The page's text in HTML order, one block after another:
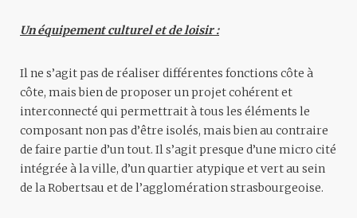
Un équipement culturel et de loisir :
Il ne s’agit pas de réaliser différentes fonctions côte à
côte, mais bien de proposer un projet cohérent et
interconnecté qui permettrait à tous les éléments le
composant non pas d’être isolés, mais bien au contraire
de faire partie d’un tout. Il s’agit presque d’une micro cité
intégrée à la ville, d’un quartier atypique et vert au sein
de la Robertsau et de l’agglomération strasbourgeoise.